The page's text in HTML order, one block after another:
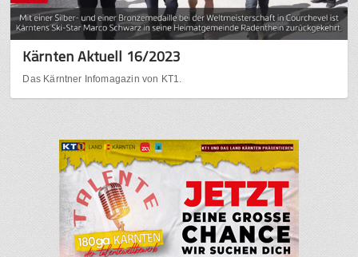
Kärnten Aktuell 16/2023
Das Kärntner Infomagazin von KT1.